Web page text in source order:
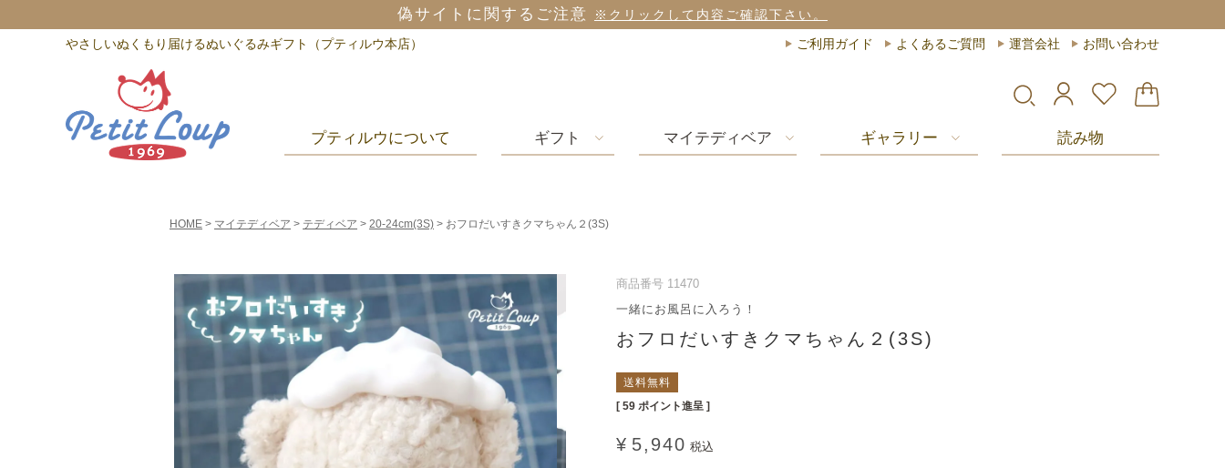
偽サイトに関するご注意 ※クリックして内容ご確認下さい。
やさしいぬくもり届けるぬいぐるみギフト（プティルウ本店） ご利用ガイド よくあるご質問 運営会社 お問い合わせ
プティルウについて ギフト マイテディベア ギャラリー 読み物
HOME マイテディベア テディベア 20-24cm(3S) おフロだいすきクマちゃん２(3S)
商品番号 11470
一緒にお風呂に入ろう！
おフロだいすきクマちゃん２(3S)
送料無料
[ 59 ポイント進呈 ]
¥ 5,940 税込